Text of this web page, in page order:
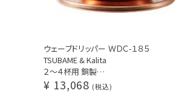
ウェーブドリッパー ＷＤＣ-１８５
TSUBAME & Kalita
２～４杯用 銅製
味ぶれの少ないコーヒードリッパー カリタ
¥ 13,068 税込